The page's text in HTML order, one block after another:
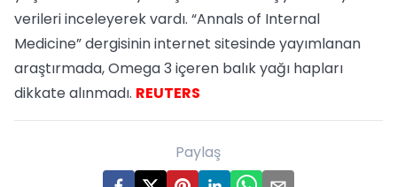
verileri inceleyerek vardı. “Annals of Internal
Medicine” dergisinin internet sitesinde yayımlanan
araştırmada, Omega 3 içeren balık yağı hapları
dikkate alınmadı. REUTERS
Paylaş